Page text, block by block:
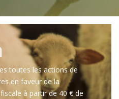
toutes les actions de
en faveur de la
à partir de 40 € de